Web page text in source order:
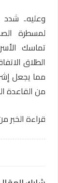
وعليه.. شدد
لمسطرة
تماسك
الطلاق
مما يجعل
من القاعدة
قراءة الخبر